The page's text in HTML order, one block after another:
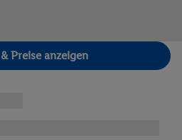
Preise anzeigen